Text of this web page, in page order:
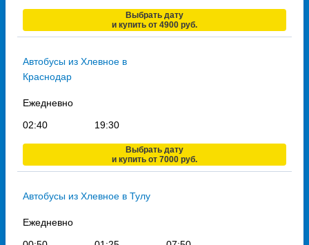
Выбрать дату
и купить от 4900 руб.
Автобусы из Хлевное в
Краснодар
Ежедневно
02:40
19:30
Выбрать дату
и купить от 7000 руб.
Автобусы из Хлевное в Тулу
Ежедневно